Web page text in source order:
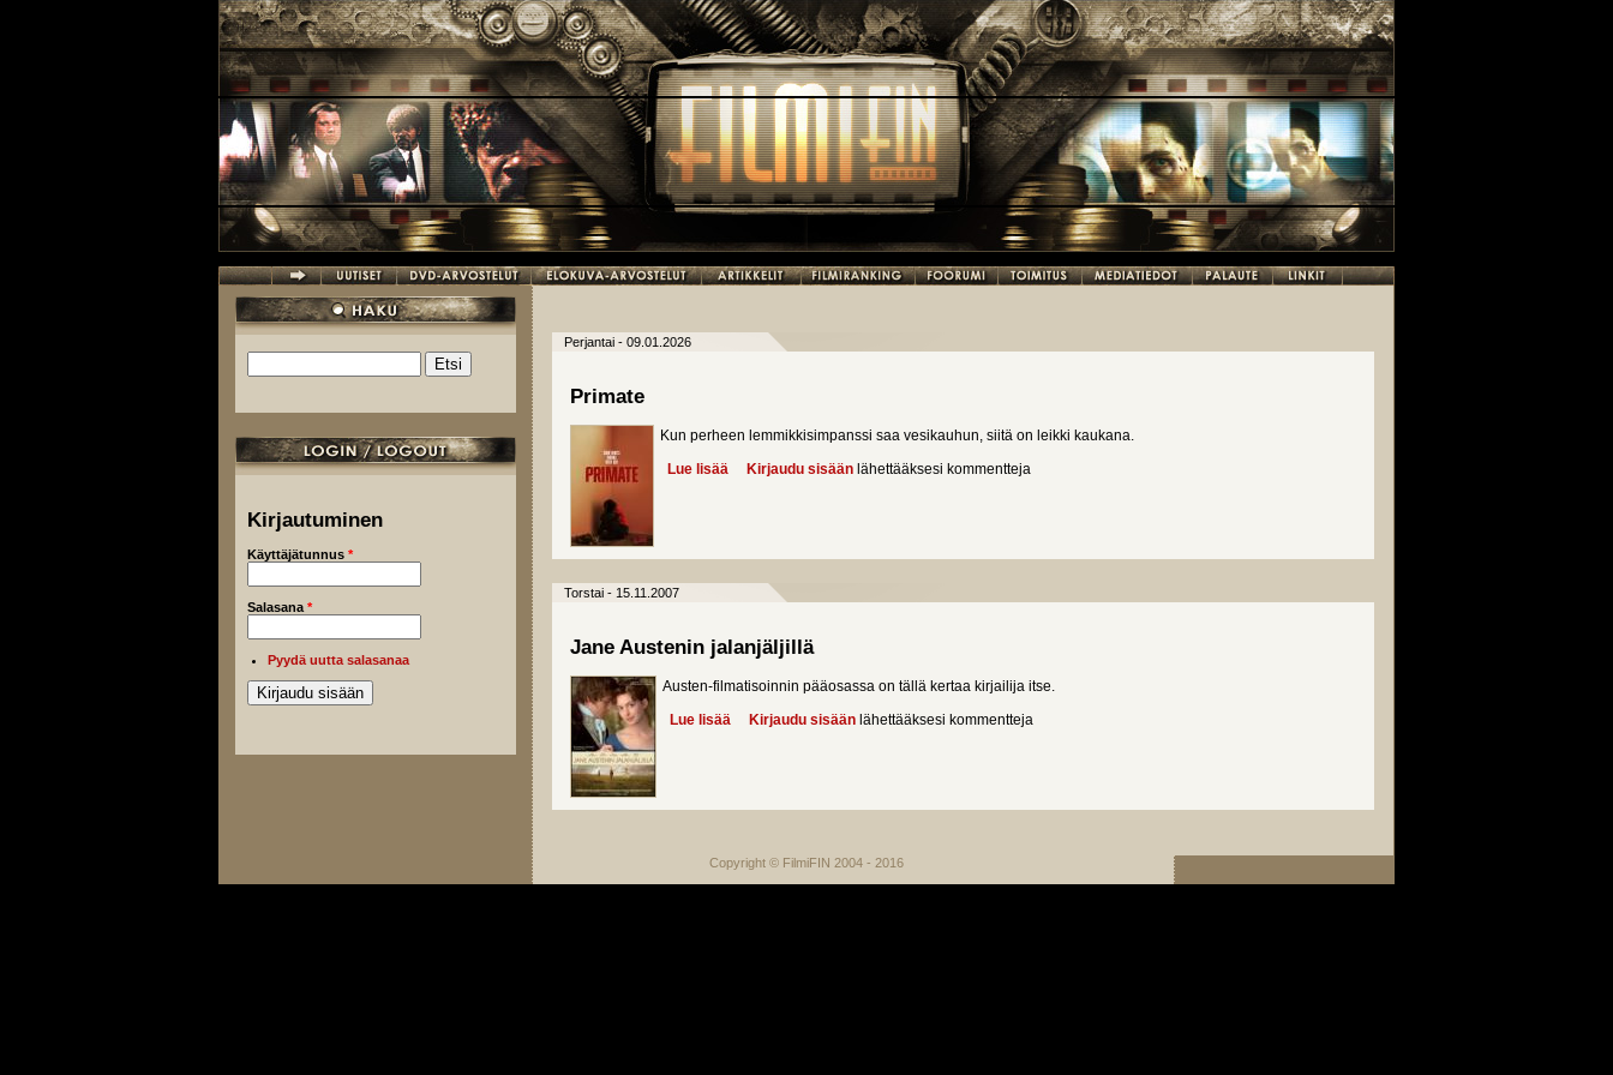
Hakulomake
Kirjautuminen
Käyttäjätunnus *
Salasana *
Pyydä uutta salasanaa
Perjantai - 09.01.2026
Primate
Kun perheen lemmikkisimpanssi saa vesikauhun, siitä on leikki kaukana.
Lue lisää about Primate
Kirjaudu sisään lähettääksesi kommentteja
Torstai - 15.11.2007
Jane Austenin jalanjäljillä
Austen-filmatisoinnin pääosassa on tällä kertaa kirjailija itse.
Lue lisää about Jane Austenin jalanjäljillä
Kirjaudu sisään lähettääksesi kommentteja
Copyright © FilmiFIN 2004 - 2016